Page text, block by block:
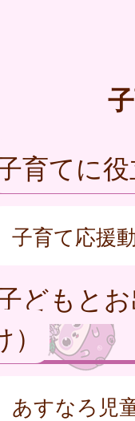
育てに
子育て応援
どもと
）
あすなろ児